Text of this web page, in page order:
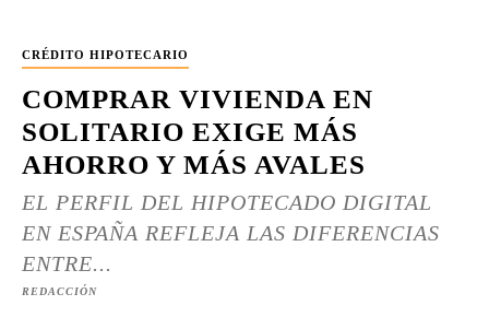
CRÉDITO HIPOTECARIO
COMPRAR VIVIENDA EN
SOLITARIO EXIGE MÁS
AHORRO Y MÁS AVALES
EL PERFIL DEL HIPOTECADO DIGITAL
EN ESPAÑA REFLEJA LAS DIFERENCIAS
ENTRE...
REDACCIÓN